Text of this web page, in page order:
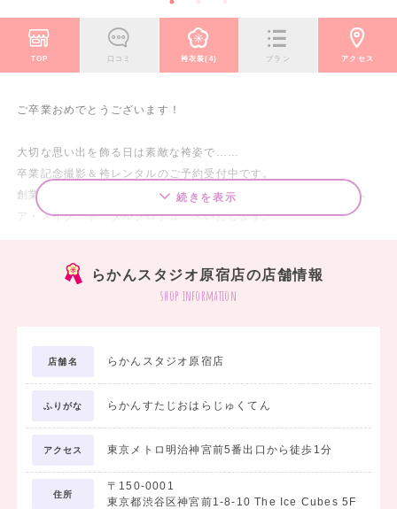
TOP 口コミ 袴衣装(4) プラン アクセス
ご卒業おめでとうございます！
大切な思い出を飾る日は素敵な袴姿で……
卒業記念撮影＆袴レンタルのご予約受付中です。
創業105年の伝統ある写真館・らかんスタジオが、衣装・着付・ヘ
ア・メイク、トータルプロデュースいたします。
無料試着・相談だけでもOK!
小物アレンジや当日の流れなどもお気軽にご相談を！
・・・・・・・・・・・・・・・・・・・・・・
★早期卒業袴レンタルキャンペーン！★
■期間 7/1(水)～8/31(月)
■来店特典
続きを表示
らかんスタジオ原宿店の店舗情報
shop information
店舗名 らかんスタジオ原宿店
ふりがな らかんすたじおはらじゅくてん
アクセス 東京メトロ明治神宮前5番出口から徒歩1分
住所
〒150-0001
東京都渋谷区神宮前1-8-10 The Ice Cubes 5F